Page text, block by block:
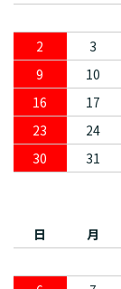
2
3
9
10
16
17
23
24
30
31
日 月